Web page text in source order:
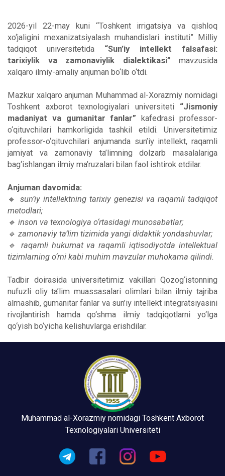
2026-yil 22-may kuni “Toshkent irrigatsiya va qishloq
xo‘jaligini mexanizatsiyalash muhandislari instituti” Milliy
tadqiqot universitetida “Sun’iy intellekt falsafasi:
tarixiylik va zamonaviylik dialektikasi” mavzusida
xalqaro ilmiy-amaliy anjuman bo‘lib o‘tdi.
Mazkur xalqaro anjuman Muhammad al-Xorazmiy nomidagi
Toshkent axborot texnologiyalari universiteti “Jismoniy
madaniyat va gumanitar fanlar” kafedrasi professor-
o‘qituvchilari hamkorligida tashkil etildi. Universitetimiz
professor-o‘qituvchilari anjumanda sun’iy intellekt, raqamli
jamiyat va zamonaviy ta’limning dolzarb masalalariga
bag‘ishlangan ilmiy ma’ruzalari bilan faol ishtirok etdilar.
Anjuman davomida:
🔹 sun’iy intellektning tarixiy genezisi va raqamli tadqiqot
metodlari;
🔹 inson va texnologiya o‘rtasidagi munosabatlar;
🔹 zamonaviy ta’lim tizimida yangi didaktik yondashuvlar;
🔹 raqamli hukumat va raqamli iqtisodiyotda intellektual
tizimlarning o‘rni kabi muhim mavzular muhokama qilindi.
Tadbir doirasida universitetimiz vakillari Qozog‘istonning
nufuzli oliy ta’lim muassasalari olimlari bilan ilmiy tajriba
almashib, gumanitar fanlar va sun’iy intellekt integratsiyasini
rivojlantirish hamda qo‘shma ilmiy tadqiqotlarni yo‘lga
qo‘yish bo‘yicha kelishuvlarga erishdilar.
Muhammad al-Xorazmiy nomidagi Toshkent Axborot
Texnologiyalari Universiteti